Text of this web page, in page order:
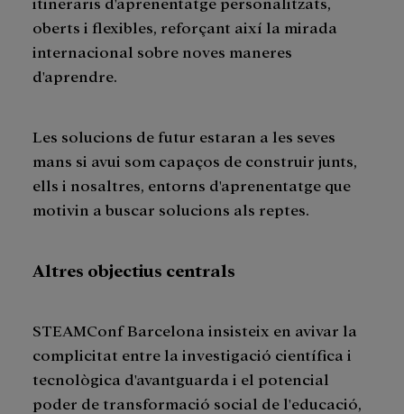
oberts i flexibles, reforçant així la mirada
internacional sobre noves maneres
d'aprendre.
Les solucions de futur estaran a les seves
mans si avui som capaços de construir junts,
ells i nosaltres, entorns d'aprenentatge que
motivin a buscar solucions als reptes.
Altres objectius centrals
STEAMConf Barcelona insisteix en avivar la
complicitat entre la investigació científica i
tecnològica d'avantguarda i el potencial
poder de transformació social de l'educació,